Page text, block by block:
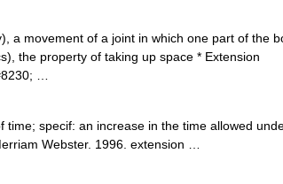
a movement of a joint in which one part of the
the property of taking up space * Extension
…
specif: an increase in the time allowed
Webster. 1996. extension …